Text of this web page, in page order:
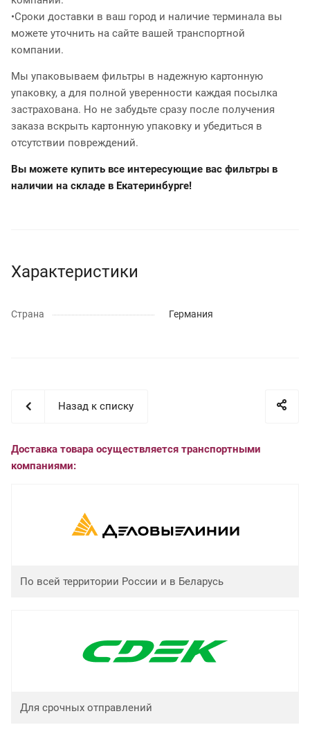
•Сроки доставки в ваш город и наличие терминала вы
можете уточнить на сайте вашей транспортной
компании.
Мы упаковываем фильтры в надежную картонную
упаковку, а для полной уверенности каждая посылка
застрахована. Но не забудьте сразу после получения
заказа вскрыть картонную упаковку и убедиться в
отсутствии повреждений.
Вы можете купить все интересующие вас фильтры в
наличии на складе в Екатеринбурге!
Характеристики
Страна Германия
Назад к списку
Доставка товара осуществляется транспортными
компаниями:
По всей территории России и в Беларусь
Для срочных отправлений